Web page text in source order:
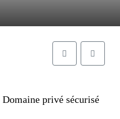
privé sécurisé